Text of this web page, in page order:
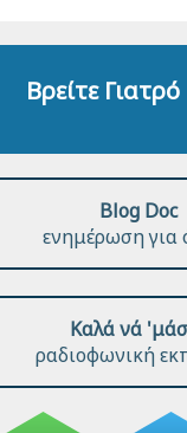
Βρείτε Γιατρό
Blog Doc
ενημέρωση για
Καλά νά
ραδιοφωνική